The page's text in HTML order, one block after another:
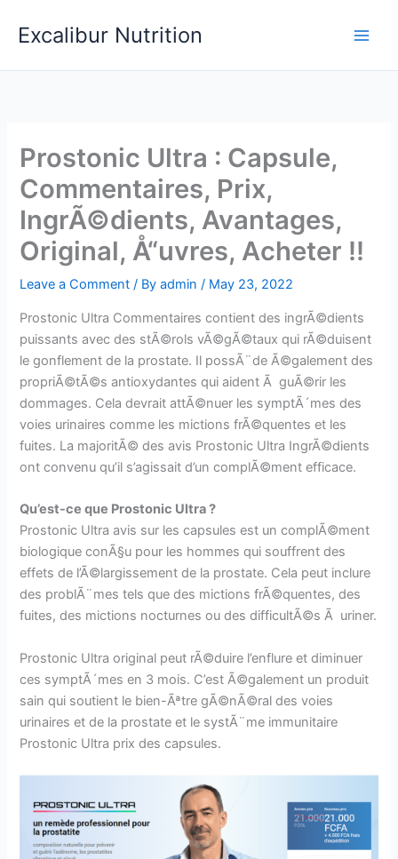
Excalibur Nutrition
Prostonic Ultra : Capsule,
Commentaires, Prix,
IngrÃ©dients, Avantages,
Original, Å“uvres, Acheter !!
Leave a Comment / Byadmin/ May 23, 2022
Prostonic Ultra Commentaires contient des ingrÃ©dients
puissants avec des stÃ©rols vÃ©gÃ©taux qui rÃ©duisent
le gonflement de la prostate. Il possÃ¨de Ã©galement des
propriÃ©tÃ©s antioxydantes qui aident Ã guÃ©rir les
dommages. Cela devrait attÃ©nuer les symptÃ´mes des
voies urinaires comme les mictions frÃ©quentes et les
fuites. La majoritÃ© des avis Prostonic Ultra IngrÃ©dients
ont convenu qu’il s’agissait d’un complÃ©ment efficace.
Qu’est-ce que Prostonic Ultra ?
Prostonic Ultra avis sur les capsules est un complÃ©ment
biologique conÃ§u pour les hommes qui souffrent des
effets de l’Ã©largissement de la prostate. Cela peut inclure
des problÃ¨mes tels que des mictions frÃ©quentes, des
fuites, des mictions nocturnes ou des difficultÃ©s Ã uriner.
Prostonic Ultra original peut rÃ©duire l’enflure et diminuer
ces symptÃ´mes en 3 mois. C’est Ã©galement un produit
sain qui soutient le bien-Ãªtre gÃ©nÃ©ral des voies
urinaires et de la prostate et le systÃ¨me immunitaire
Prostonic Ultra prix des capsules.